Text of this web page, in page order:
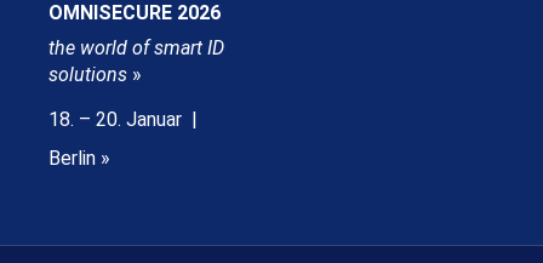
OMNISECURE 2026
the world of smart ID
solutions »
18. – 20. Januar |
Berlin »